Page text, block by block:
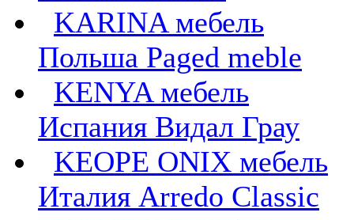
KARINA мебель
Польша Paged meble
KENYA мебель
Испания Видал Грау
KEOPE ONIX мебель
Италия Arredo Classic